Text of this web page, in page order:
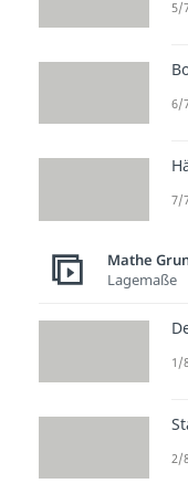
die
5/
6/
7/
Mathe
Lagemaße
1/
2/